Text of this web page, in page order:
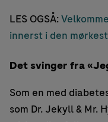
LES OGSÅ:
innerst i den
Det svinger fra
Som en med
som Dr. Jekyll & Mr.